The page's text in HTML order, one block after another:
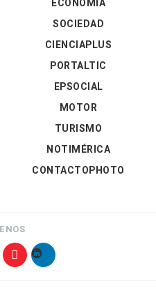
ECONOMÍA
SOCIEDAD
CIENCIAPLUS
PORTALTIC
EPSOCIAL
MOTOR
TURISMO
NOTIMÉRICA
CONTACTOPHOTO